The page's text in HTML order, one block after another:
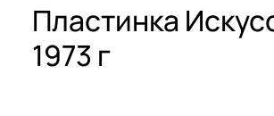
Пластинка
1973 г